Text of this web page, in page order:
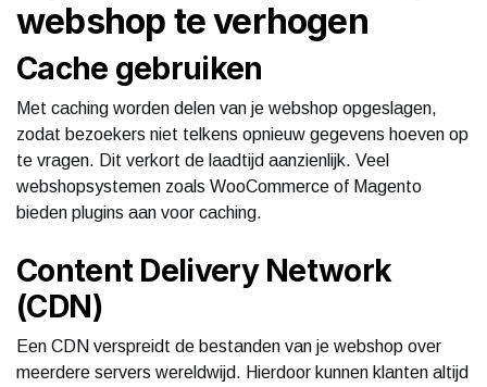
webshop te verhogen
Cache gebruiken
Met caching worden delen van je webshop opgeslagen,
zodat bezoekers niet telkens opnieuw gegevens hoeven op
te vragen. Dit verkort de laadtijd aanzienlijk. Veel
webshopsystemen zoals WooCommerce of Magento
bieden plugins aan voor caching.
Content Delivery Network
(CDN)
Een CDN verspreidt de bestanden van je webshop over
meerdere servers wereldwijd. Hierdoor kunnen klanten altijd